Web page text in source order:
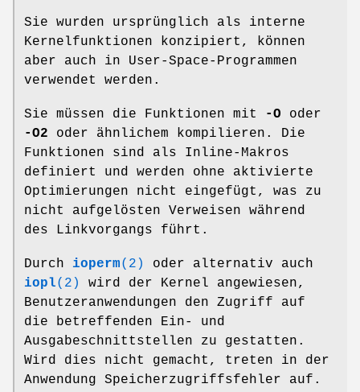
Sie wurden ursprünglich als interne
Kernelfunktionen konzipiert, können
aber auch in User-Space-Programmen
verwendet werden.
Sie müssen die Funktionen mit -O oder
-O2 oder ähnlichem kompilieren. Die
Funktionen sind als Inline-Makros
definiert und werden ohne aktivierte
Optimierungen nicht eingefügt, was zu
nicht aufgelösten Verweisen während
des Linkvorgangs führt.
Durch ioperm(2)
oder alternativ auch
iopl(2)
wird der Kernel angewiesen,
Benutzeranwendungen den Zugriff auf
die betreffenden Ein- und
Ausgabeschnittstellen zu gestatten.
Wird dies nicht gemacht, treten in der
Anwendung Speicherzugriffsfehler auf.